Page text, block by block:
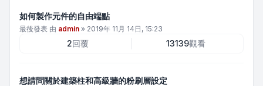
如何製作元件的自由端點
最後發表 由 admin » 2019年 11月 14日, 15:23
2回覆 13139觀看
想請問關於建築柱和高級牆的粉刷層設定